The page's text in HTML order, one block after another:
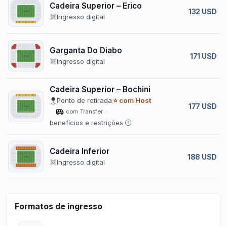
Cadeira Superior – Erico
Ingresso digital
132 USD
Garganta Do Diabo
Ingresso digital
171 USD
Cadeira Superior – Bochini
Ponto de retirada⭐ com Host
com Transfer
benefícios e restrições
177 USD
Cadeira Inferior
Ingresso digital
188 USD
Formatos de ingresso